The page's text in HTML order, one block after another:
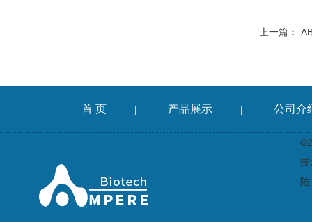
上一篇：
首 页 | 产品展示 | 公司介
陆